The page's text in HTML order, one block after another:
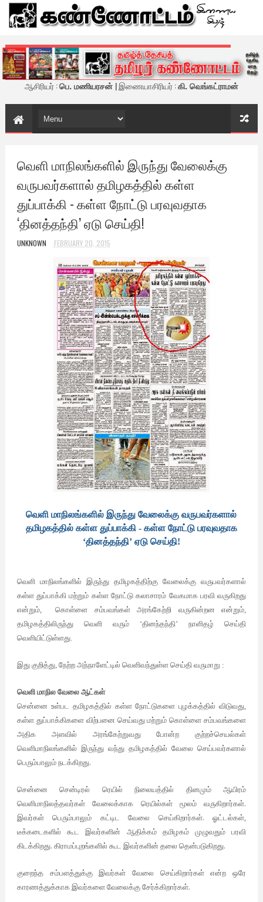
கண்ணோட்டம் - இணைய இதழ்
ஆசிரியர் :பெ. மணியரசன் | இணையாசிரியர் :கி. வெங்கட்ராமன்
வெளி மாநிலங்களில் இருந்து வேலைக்கு
வருபவர்களால் தமிழகத்தில் கள்ள
துப்பாக்கி - கள்ள நோட்டு பரவுவதாக
‘தினத்தந்தி’ ஏடு செய்தி!
UNKNOWN FEBRUARY 20, 2015
வெளி மாநிலங்களில் இருந்து வேலைக்கு வருபவர்களால்
தமிழகத்தில் கள்ள துப்பாக்கி - கள்ள நோட்டு பரவுவதாக
‘தினத்தந்தி’ ஏடு செய்தி!
வெளி மாநிலங்களில் இருந்து தமிழகத்திற்கு வேலைக்கு வருபவர்களால்
கள்ள துப்பாக்கி மற்றும் கள்ள நோட்டு கலாசாரம் வேகமாக பரவி வருகிறது
என்றும்,
கொள்ளை சம்பவங்கள் அரங்கேற்றி
வருகின்றன என்றும்,
தமிழகத்திலிருந்து வெளி வரும் ‘தினந்தந்தி’ நாளிதழ் செய்தி
வெளியிட்டுள்ளது.
இது குறித்து, நேற்ற அந்நாளேட்டில் வெளிவந்துள்ள செய்தி வருமாறு :
வெளி மாநில வேலை ஆட்கள்
சென்னை உள்பட தமிழகத்தில் கள்ள நோட்டுகளை புழக்கத்தில் விடுவது,
கள்ள துப்பாக்கிகளை விற்பனை செய்வது மற்றும் கொள்ளை சம்பவங்களை
அதிக
அளவில் அரங்கேற்றுவது போன்ற
குற்றச்செயல்கள்
வெளிமாநிலங்களில் இருந்து வந்து தமிழகத்தில் வேலை செய்பவர்களால்
பெரும்பாலும் நடக்கிறது.
சென்னை சென்டிரல் ரெயில் நிலையத்தில் தினமும்
ஆயிரம்
வெளிமாநிலத்தவர்கள்
வேலைக்காக ரெயில்கள் மூலம் வருகிறார்கள்.
இவர்கள் பெரும்பாலும் கட்டிட வேலை செய்கிறார்கள்.ஓட்டல்கள்,
டீக்கடைகளில் கூட இவர்களின் ஆதிக்கம் தமிழகம் முழுவதும்
பரவி
கிடக்கிறது. கிராமப்புறங்களில் கூட இவர்களின் தலை தென்படுகிறது.
குறைந்த சம்பளத்துக்கு இவர்கள் வேலை செய்கிறார்கள் என்ற
ஒரே
காரணத்துக்காக இவர்களை வேலைக்கு சேர்க்கிறார்கள்.